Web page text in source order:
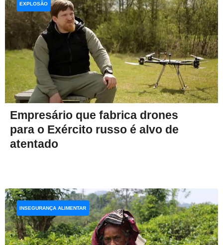
Empresário que fabrica drones
para o Exército russo é alvo de
atentado
EXPLOSÃO
INSEGURANÇA ALIMENTAR